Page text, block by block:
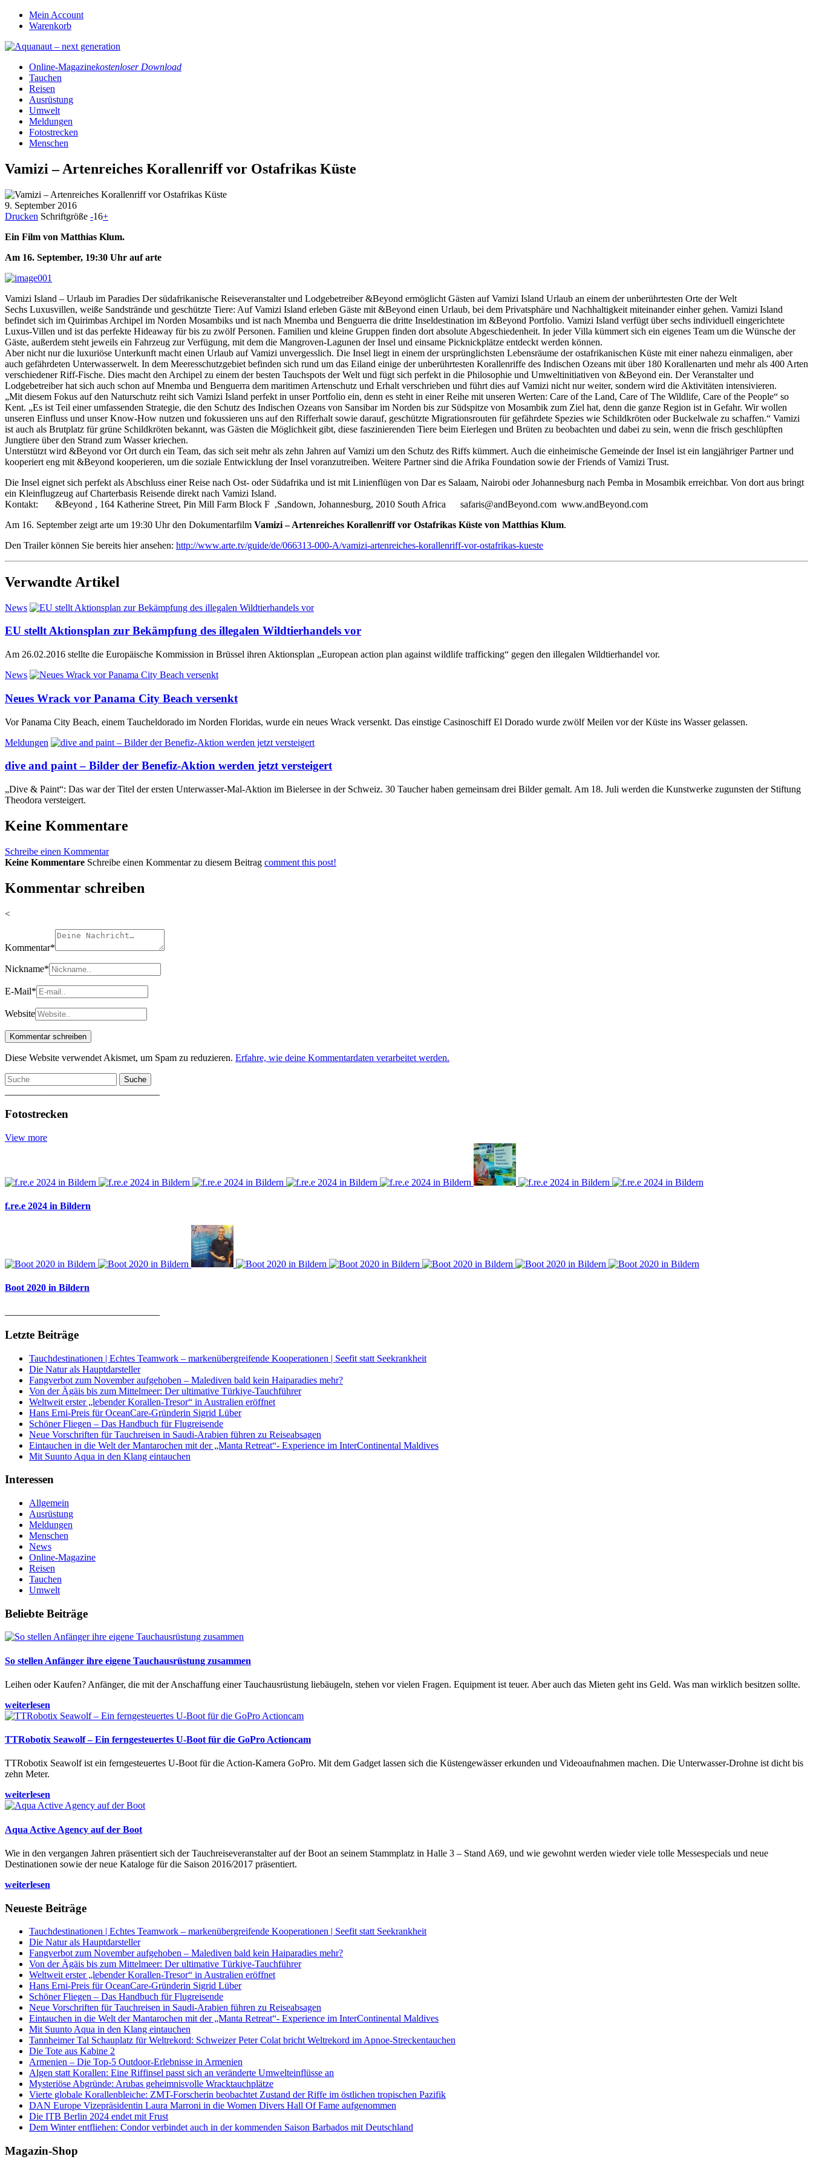
Mein Account
Warenkorb
Online-Magazinekostenloser Download
Tauchen
Reisen
Ausrüstung
Umwelt
Meldungen
Fotostrecken
Menschen
Vamizi – Artenreiches Korallenriff vor Ostafrikas Küste
9. September 2016
Drucken Schriftgröße -16+
Ein Film von Matthias Klum.
Am 16. September, 19:30 Uhr auf arte
Vamizi Island – Urlaub im Paradies Der südafrikanische Reiseveranstalter und Lodgebetreiber &Beyond ermöglicht Gästen auf Vamizi Island Urlaub an einem der unberührtesten Orte der Welt
Sechs Luxusvillen, weiße Sandstrände und geschützte Tiere: Auf Vamizi Island erleben Gäste mit &Beyond einen Urlaub, bei dem Privatsphäre und Nachhaltigkeit miteinander einher gehen. Vamizi Island
befindet sich im Quirimbas Archipel im Norden Mosambiks und ist nach Mnemba und Benguerra die dritte Inseldestination im &Beyond Portfolio. Vamizi Island verfügt über sechs individuell eingerichtete
Luxus-Villen und ist das perfekte Hideaway für bis zu zwölf Personen. Familien und kleine Gruppen finden dort absolute Abgeschiedenheit. In jeder Villa kümmert sich ein eigenes Team um die Wünsche der
Gäste, außerdem steht jeweils ein Fahrzeug zur Verfügung, mit dem die Mangroven-Lagunen der Insel und einsame Picknickplätze entdeckt werden können.
Aber nicht nur die luxuriöse Unterkunft macht einen Urlaub auf Vamizi unvergesslich. Die Insel liegt in einem der ursprünglichsten Lebensräume der ostafrikanischen Küste mit einer nahezu einmaligen, aber
auch gefährdeten Unterwasserwelt. In dem Meeresschutzgebiet befinden sich rund um das Eiland einige der unberührtesten Korallenriffe des Indischen Ozeans mit über 180 Korallenarten und mehr als 400 Arten
verschiedener Riff-Fische. Dies macht den Archipel zu einem der besten Tauchspots der Welt und fügt sich perfekt in die Philosophie und Umweltinitiativen von &Beyond ein. Der Veranstalter und
Lodgebetreiber hat sich auch schon auf Mnemba und Benguerra dem maritimen Artenschutz und Erhalt verschrieben und führt dies auf Vamizi nicht nur weiter, sondern wird die Aktivitäten intensivieren.
„Mit diesem Fokus auf den Naturschutz reiht sich Vamizi Island perfekt in unser Portfolio ein, denn es steht in einer Reihe mit unseren Werten: Care of the Land, Care of The Wildlife, Care of the People“ so
Kent. „Es ist Teil einer umfassenden Strategie, die den Schutz des Indischen Ozeans von Sansibar im Norden bis zur Südspitze von Mosambik zum Ziel hat, denn die ganze Region ist in Gefahr. Wir wollen
unseren Einfluss und unser Know-How nutzen und fokussieren uns auf den Rifferhalt sowie darauf, geschützte Migrationsrouten für gefährdete Spezies wie Schildkröten oder Buckelwale zu schaffen.“ Vamizi
ist auch als Brutplatz für grüne Schildkröten bekannt, was Gästen die Möglichkeit gibt, diese faszinierenden Tiere beim Eierlegen und Brüten zu beobachten und dabei zu sein, wenn die frisch geschlüpften
Jungtiere über den Strand zum Wasser kriechen.
Unterstützt wird &Beyond vor Ort durch ein Team, das sich seit mehr als zehn Jahren auf Vamizi um den Schutz des Riffs kümmert. Auch die einheimische Gemeinde der Insel ist ein langjähriger Partner und
kooperiert eng mit &Beyond kooperieren, um die soziale Entwicklung der Insel voranzutreiben. Weitere Partner sind die Afrika Foundation sowie der Friends of Vamizi Trust.
Die Insel eignet sich perfekt als Abschluss einer Reise nach Ost- oder Südafrika und ist mit Linienflügen von Dar es Salaam, Nairobi oder Johannesburg nach Pemba in Mosambik erreichbar. Von dort aus bringt
ein Kleinflugzeug auf Charterbasis Reisende direkt nach Vamizi Island.
Kontakt: &Beyond , 164 Katherine Street, Pin Mill Farm Block F ,Sandown, Johannesburg, 2010 South Africa safaris@andBeyond.com www.andBeyond.com
Am 16. September zeigt arte um 19:30 Uhr den Dokumentarfilm Vamizi – Artenreiches Korallenriff vor Ostafrikas Küste von Matthias Klum.
Den Trailer können Sie bereits hier ansehen: http://www.arte.tv/guide/de/066313-000-A/vamizi-artenreiches-korallenriff-vor-ostafrikas-kueste
Verwandte Artikel
News
EU stellt Aktionsplan zur Bekämpfung des illegalen Wildtierhandels vor
Am 26.02.2016 stellte die Europäische Kommission in Brüssel ihren Aktionsplan „European action plan against wildlife trafficking“ gegen den illegalen Wildtierhandel vor.
News
Neues Wrack vor Panama City Beach versenkt
Vor Panama City Beach, einem Taucheldorado im Norden Floridas, wurde ein neues Wrack versenkt. Das einstige Casinoschiff El Dorado wurde zwölf Meilen vor der Küste ins Wasser gelassen.
Meldungen
dive and paint – Bilder der Benefiz-Aktion werden jetzt versteigert
„Dive & Paint“: Das war der Titel der ersten Unterwasser-Mal-Aktion im Bielersee in der Schweiz. 30 Taucher haben gemeinsam drei Bilder gemalt. Am 18. Juli werden die Kunstwerke zugunsten der Stiftung
Theodora versteigert.
Keine Kommentare
Schreibe einen Kommentar
Keine Kommentare Schreibe einen Kommentar zu diesem Beitrag comment this post!
Kommentar schreiben
<
Kommentar*
Nickname*
E-Mail*
Website
Diese Website verwendet Akismet, um Spam zu reduzieren. Erfahre, wie deine Kommentardaten verarbeitet werden.
Suche
Fotostrecken
View more
f.re.e 2024 in Bildern
Boot 2020 in Bildern
Letzte Beiträge
Tauchdestinationen | Echtes Teamwork – markenübergreifende Kooperationen | Seefit statt Seekrankheit
Die Natur als Hauptdarsteller
Fangverbot zum November aufgehoben – Malediven bald kein Haiparadies mehr?
Von der Ägäis bis zum Mittelmeer: Der ultimative Türkiye-Tauchführer
Weltweit erster „lebender Korallen-Tresor“ in Australien eröffnet
Hans Erni-Preis für OceanCare-Gründerin Sigrid Lüber
Schöner Fliegen – Das Handbuch für Flugreisende
Neue Vorschriften für Tauchreisen in Saudi-Arabien führen zu Reiseabsagen
Eintauchen in die Welt der Mantarochen mit der „Manta Retreat“- Experience im InterContinental Maldives
Mit Suunto Aqua in den Klang eintauchen
Interessen
Allgemein
Ausrüstung
Meldungen
Menschen
News
Online-Magazine
Reisen
Tauchen
Umwelt
Beliebte Beiträge
So stellen Anfänger ihre eigene Tauchausrüstung zusammen
Leihen oder Kaufen? Anfänger, die mit der Anschaffung einer Tauchausrüstung liebäugeln, stehen vor vielen Fragen. Equipment ist teuer. Aber auch das Mieten geht ins Geld. Was man wirklich besitzen sollte.
weiterlesen
TTRobotix Seawolf – Ein ferngesteuertes U-Boot für die GoPro Actioncam
TTRobotix Seawolf ist ein ferngesteuertes U-Boot für die Action-Kamera GoPro. Mit dem Gadget lassen sich die Küstengewässer erkunden und Videoaufnahmen machen. Die Unterwasser-Drohne ist dicht bis
zehn Meter.
weiterlesen
Aqua Active Agency auf der Boot
Wie in den vergangen Jahren präsentiert sich der Tauchreiseveranstalter auf der Boot an seinem Stammplatz in Halle 3 – Stand A69, und wie gewohnt werden wieder viele tolle Messespecials und neue
Destinationen sowie der neue Kataloge für die Saison 2016/2017 präsentiert.
weiterlesen
Neueste Beiträge
Tauchdestinationen | Echtes Teamwork – markenübergreifende Kooperationen | Seefit statt Seekrankheit
Die Natur als Hauptdarsteller
Fangverbot zum November aufgehoben – Malediven bald kein Haiparadies mehr?
Von der Ägäis bis zum Mittelmeer: Der ultimative Türkiye-Tauchführer
Weltweit erster „lebender Korallen-Tresor“ in Australien eröffnet
Hans Erni-Preis für OceanCare-Gründerin Sigrid Lüber
Schöner Fliegen – Das Handbuch für Flugreisende
Neue Vorschriften für Tauchreisen in Saudi-Arabien führen zu Reiseabsagen
Eintauchen in die Welt der Mantarochen mit der „Manta Retreat“- Experience im InterContinental Maldives
Mit Suunto Aqua in den Klang eintauchen
Tannheimer Tal Schauplatz für Weltrekord: Schweizer Peter Colat bricht Weltrekord im Apnoe-Streckentauchen
Die Tote aus Kabine 2
Armenien – Die Top-5 Outdoor-Erlebnisse in Armenien
Algen statt Korallen: Eine Riffinsel passt sich an veränderte Umwelteinflüsse an
Mysteriöse Abgründe: Arubas geheimnisvolle Wracktauchplätze
Vierte globale Korallenbleiche: ZMT-Forscherin beobachtet Zustand der Riffe im östlichen tropischen Pazifik
DAN Europe Vizepräsidentin Laura Marroni in die Women Divers Hall Of Fame aufgenommen
Die ITB Berlin 2024 endet mit Frust
Dem Winter entfliehen: Condor verbindet auch in der kommenden Saison Barbados mit Deutschland
Magazin-Shop